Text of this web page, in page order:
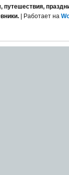
| Работает на